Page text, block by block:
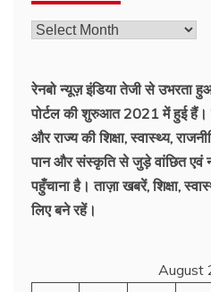
पहले
रेनबो न्यूज़ इंडिया तेजी से उभरता
पोर्टल की शुरुआत 2021 में हुई हैं।
और राज्य की शिक्षा, स्वास्थ्य,
पान और संस्कृति से जुड़े वांछित एवं
पहुँचाना है। ताज़ा खबरें, शिक्षा,
लिए बने रहें।
August